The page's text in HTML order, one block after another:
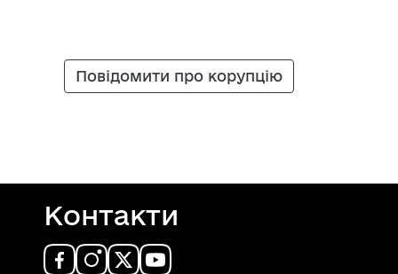
Повідомити про корупцію
Контакти